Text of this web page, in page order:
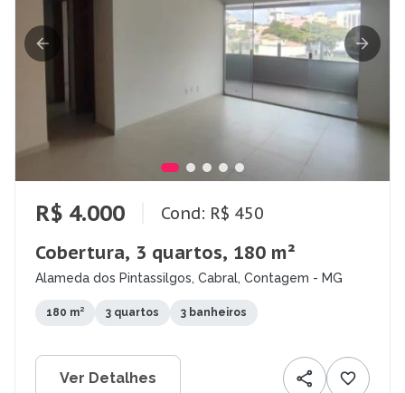
R$ 4.000 Cond: R$ 450
Cobertura, 3 quartos, 180 m²
Alameda dos Pintassilgos, Cabral, Contagem - MG
180 m² 3 quartos 3 banheiros
Ver Detalhes